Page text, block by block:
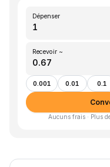
Dépenser
Recevoir ~
0.001 0.01 0.1
Aucuns frais · Plus